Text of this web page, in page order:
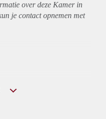
over deze Kamer in
je contact opnemen met